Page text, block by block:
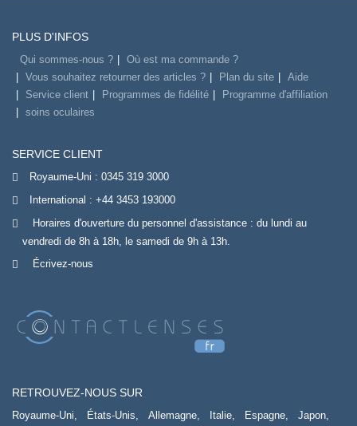
PLUS D'INFOS
Qui sommes-nous ?
Où est ma commande ?
Vous souhaitez retourner des articles ?
Plan du site
Aide
Service client
Programmes de fidélité
Programme d'affiliation
soins oculaires
SERVICE CLIENT
Royaume-Uni : 0345 319 3000
International : +44 3453 193000
Horaires d'ouverture du personnel d'assistance : du lundi au
vendredi de 8h à 18h, le samedi de 9h à 13h.
Écrivez-nous
RETROUVEZ-NOUS SUR
Royaume-Uni, États-Unis, Allemagne, Italie, Espagne, Japon,